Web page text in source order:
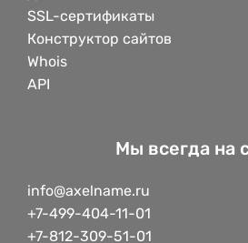
SSL-сертификаты
Конструктор сайтов
Whois
API
Мы всегда на
info@axelname.ru
+7-499-404-11-01
+7-812-309-51-01